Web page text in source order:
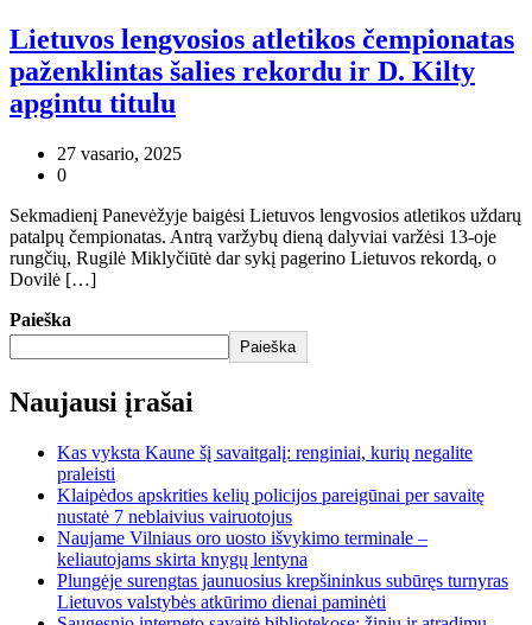
Lietuvos lengvosios atletikos čempionatas
paženklintas šalies rekordu ir D. Kilty
apgintu titulu
27 vasario, 2025
0
Sekmadienį Panevėžyje baigėsi Lietuvos lengvosios atletikos uždarų
patalpų čempionatas. Antrą varžybų dieną dalyviai varžėsi 13-oje
rungčių, Rugilė Miklyčiūtė dar sykį pagerino Lietuvos rekordą, o
Dovilė […]
Paieška
Paieška
Naujausi įrašai
Kas vyksta Kaune šį savaitgalį: renginiai, kurių negalite
praleisti
Klaipėdos apskrities kelių policijos pareigūnai per savaitę
nustatė 7 neblaivius vairuotojus
Naujame Vilniaus oro uosto išvykimo terminale –
keliautojams skirta knygų lentyna
Plungėje surengtas jaunuosius krepšininkus subūręs turnyras
Lietuvos valstybės atkūrimo dienai paminėti